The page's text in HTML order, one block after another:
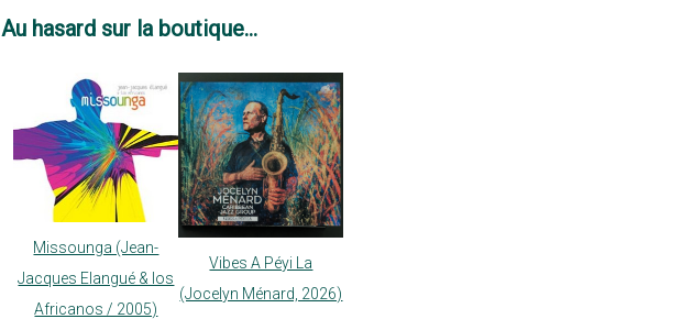
Au hasard sur la boutique...
Missounga (Jean-
Jacques Elangué & los
Africanos / 2005)
Vibes A Péyi La
(Jocelyn Ménard, 2026)